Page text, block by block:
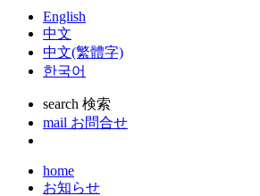
English
中文
中文(繁體字)
한국어
search 検索
mail お問合せ
home
お知らせ